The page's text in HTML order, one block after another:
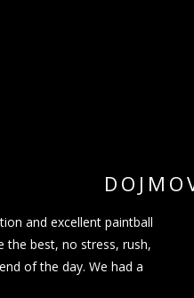
and excellent paintball
the best, no stress, rush,
of the day. We had a